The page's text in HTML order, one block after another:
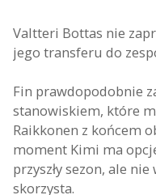
Valtteri Bottas nie
jego transferu do
Fin prawdopodobnie
stanowiskiem, które
Raikkonen z końcem
moment Kimi ma
przyszły sezon, ale
skorzysta.